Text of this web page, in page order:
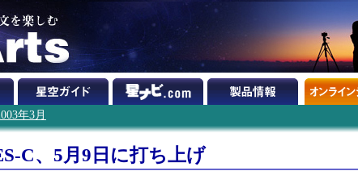
年3月
C、5月9日に打ち上げ